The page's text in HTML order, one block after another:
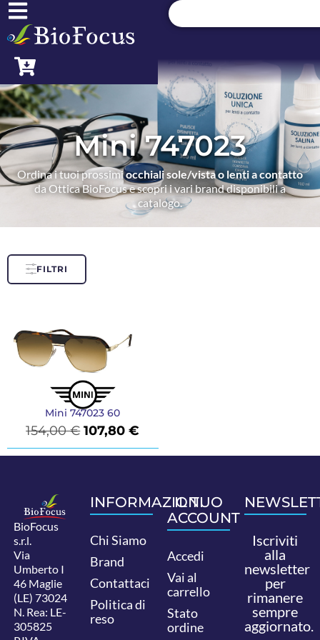
Mini 747023
Ordina i tuoi prossimiocchiali sole/vista o lenti a contatto
da Ottica BioFocus e scopri i vari brand disponibili a
catalogo.
FILTRI
Mini 747023 60
154,00€ 107,80€
BioFocus
s.r.l.
Via
Umberto I
46 Maglie
(LE) 73024
N. Rea: LE-
305825
INFORMAZIONI
Chi Siamo
Brand
Contattaci
Politica di
reso
IL TUO
ACCOUNT
Accedi
Vai al
carrello
Stato
ordine
Iscriviti
alla
newsletter
per
rimanere
sempre
aggiornato.